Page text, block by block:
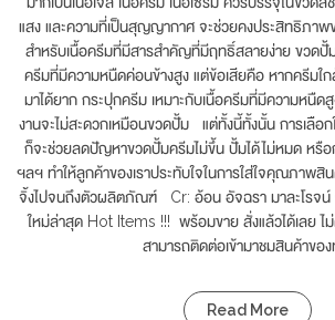
แสง และความที่เป็นสุญญากาศ จะช่วยคงประสิทธิภาพ
สำหรับเนื้อครีมที่มีสารสำคัญที่มีฤทธิ์สลายง่าย ขวดปั้ม
ครีมที่มีความหนืดค่อนข้างสูง แต่ข้อเสียคือ หากครีมใ
มาได้ยาก กระปุกครีม เหมาะกับเนื้อครีมที่มีความหนืดสู
งานจะไม่สะดวกเหมือนขวดปั้ม แต่ทั้งนี้ทั้งนั้น การเลื
ก็จะช่วยลดปัญหาขวดปั้มครีมไม่ขึ้น ปั้มได้ไม่หมด หรื
ฯลฯ ทำให้ลูกค้าของเราประทับใจในการใส่ใจคุณภาพสิ
จิ้งไปจนถึงตัวผลิตภัณฑ์ Cr: อ้อน อัจฉรา มาละโรจน์
ใหม่ล่าสุด Hot Items !!! พร้อมขาย สั่งแล้วได้เลย ไม่
สามารถติดต่อเข้ามาชมสินค้าของ
Read More